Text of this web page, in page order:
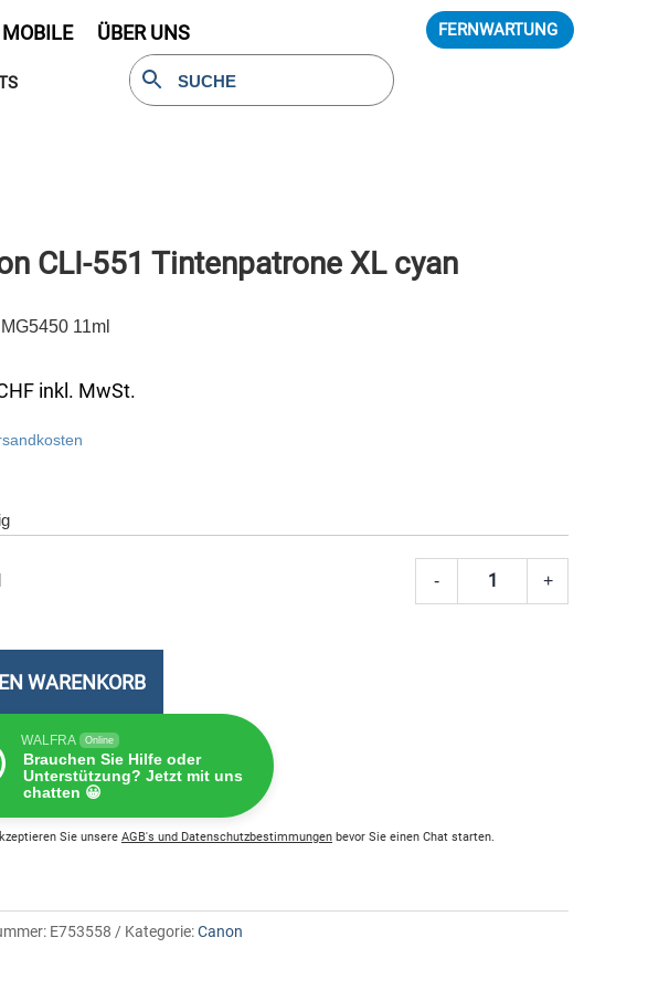
MOBILE ÜBER UNS FERNWARTUNG
CLI-551 Tintenpatrone XL cyan
11ml
inkl. MwSt.
- +
WARENKORB
WALFRA Online
Brauchen Sie Hilfe oder
Unterstützung? Jetzt mit uns
chatten 😀
Sie unsere AGB's und Datenschutzbestimmungen bevor Sie einen Chat starten.
E753558 Kategorie:Canon